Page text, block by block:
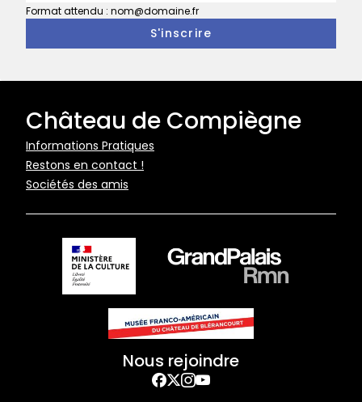
Format attendu : nom@domaine.fr
Château de Compiègne
Pied
de
page
Informations Pratiques
Restons en contact !
Sociétés des amis
Nous rejoindre
Facebook
TwitterInstagram
YouTube